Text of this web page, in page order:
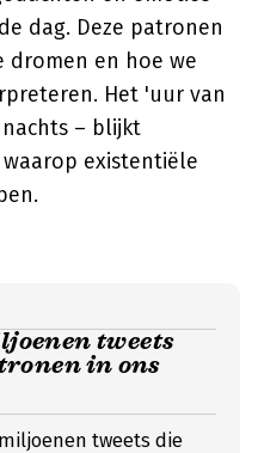
dag. Deze patronen
dromen en hoe we
Het 'uur van
– blijkt
existentiële
tweets
in ons
tweets die